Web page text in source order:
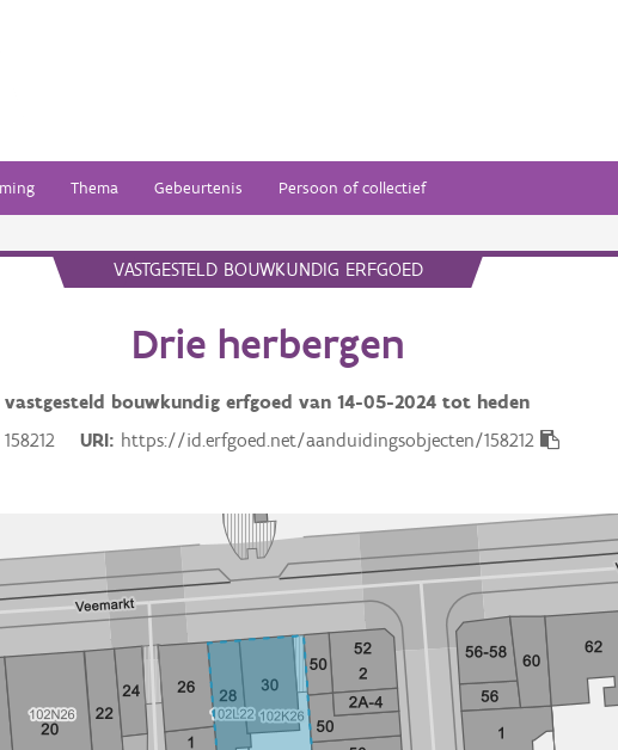
Thema Gebeurtenis Persoon of collectief
VASTGESTELD BOUWKUNDIG ERFGOED
Drie herbergen
vastgesteld bouwkundig erfgoed van14-05-2024 tot heden
158212 URI https://id.erfgoed.net/aanduidingsobjecten/158212